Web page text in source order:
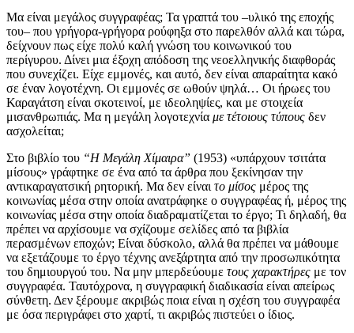
Μα είναι μεγάλος συγγραφέας; Τα γραπτά του –υλικό της εποχής
του– που γρήγορα-γρήγορα ρούφηξα στο παρελθόν αλλά και τώρα,
δείχνουν πως είχε πολύ καλή γνώση του κοινωνικού του
περίγυρου. Δίνει μια έξοχη απόδοση της νεοελληνικής διαφθοράς
που συνεχίζει. Είχε εμμονές, και αυτό, δεν είναι απαραίτητα κακό
σε έναν λογοτέχνη. Οι εμμονές σε ωθούν ψηλά… Οι ήρωες του
Καραγάτση είναι σκοτεινοί, με ιδεοληψίες, και με στοιχεία
μισανθρωπιάς. Μα η μεγάλη λογοτεχνία με τέτοιους τύπους δεν
ασχολείται;
Στο βιβλίο του “Η Μεγάλη Χίμαιρα” (1953) «υπάρχουν τσιτάτα
μίσους» γράφτηκε σε ένα από τα άρθρα που ξεκίνησαν την
αντικαραγατσική ρητορική. Μα δεν είναι το μίσος μέρος της
κοινωνίας μέσα στην οποία ανατράφηκε ο συγγραφέας ή, μέρος της
κοινωνίας μέσα στην οποία διαδραματίζεται το έργο; Τι δηλαδή, θα
πρέπει να αρχίσουμε να σχίζουμε σελίδες από τα βιβλία
περασμένων εποχών; Είναι δύσκολο, αλλά θα πρέπει να μάθουμε
να εξετάζουμε το έργο τέχνης ανεξάρτητα από την προσωπικότητα
του δημιουργού του. Να μην μπερδεύουμε τους χαρακτήρες με τον
συγγραφέα. Ταυτόχρονα, η συγγραφική διαδικασία είναι απείρως
σύνθετη. Δεν ξέρουμε ακριβώς ποια είναι η σχέση του συγγραφέα
με όσα περιγράφει στο χαρτί, τι ακριβώς πιστεύει ο ίδιος.